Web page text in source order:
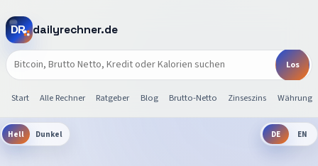
dailyrechner.de
Start Alle Rechner Ratgeber Blog Brutto-Netto Zinseszins
Hell Dunkel DE EN